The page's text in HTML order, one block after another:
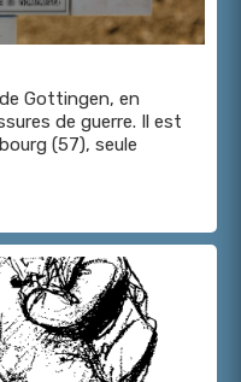
Gottingen, en
de guerre. Il est
(57), seule